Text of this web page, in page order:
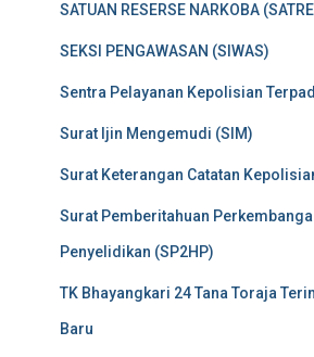
SATUAN RESERSE NARKOBA
SEKSI PENGAWASAN (SIWAS)
Sentra Pelayanan Kepolisian
Surat Ijin Mengemudi (SIM)
Surat Keterangan Catatan
Surat Pemberitahuan
Penyelidikan (SP2HP)
TK Bhayangkari 24 Tana Toraja
Baru